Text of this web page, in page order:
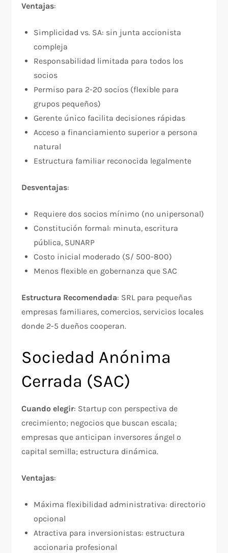
Ventajas:
Simplicidad vs. SA: sin junta accionista
compleja
Responsabilidad limitada para todos los
socios
Permiso para 2-20 socios (flexible para
grupos pequeños)
Gerente único facilita decisiones rápidas
Acceso a financiamiento superior a persona
natural
Estructura familiar reconocida legalmente
Desventajas:
Requiere dos socios mínimo (no unipersonal)
Constitución formal: minuta, escritura
pública, SUNARP
Costo inicial moderado (S/ 500-800)
Menos flexible en gobernanza que SAC
Estructura Recomendada: SRL para pequeñas
empresas familiares, comercios, servicios locales
donde 2-5 dueños cooperan.
Sociedad Anónima
Cerrada (SAC)
Cuando elegir: Startup con perspectiva de
crecimiento; negocios que buscan escala;
empresas que anticipan inversores ángel o
capital semilla; estructura dinámica.
Ventajas:
Máxima flexibilidad administrativa: directorio
opcional
Atractiva para inversionistas: estructura
accionaria profesional